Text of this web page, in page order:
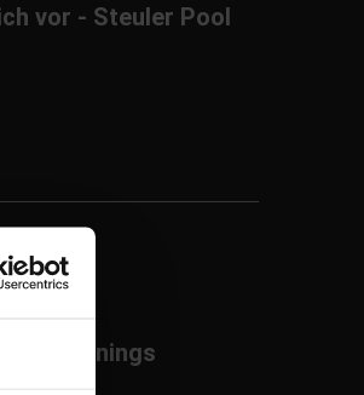
vor - Steuler Pool
Pool Linings